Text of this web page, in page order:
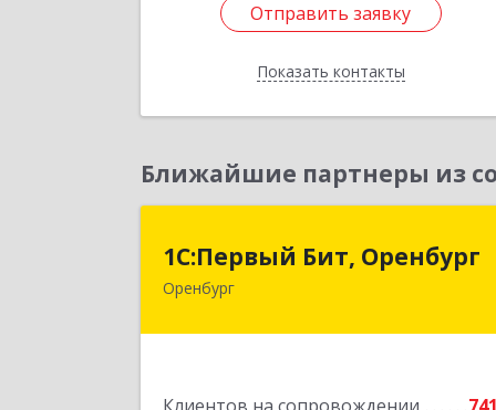
Отправить заявку
Показать контакты
Отправить заявку
Назад
Ближайшие партнеры из
1С:Первый Бит, Оренбург
Оренбург
1С:Первый Бит, Оренбург
460044, Оренбургская обл, Оренбург,